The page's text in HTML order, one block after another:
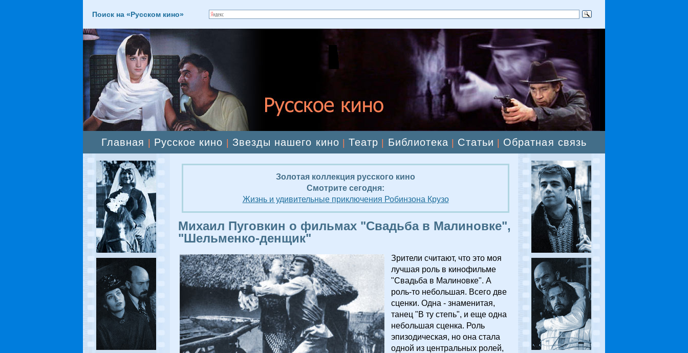
Поиск на «Русском кино»
Главная Русское кино Звезды нашего кино |Театр Библиотека Статьи Обратная связь
Золотая коллекция русского кино
Смотрите сегодня:
Жизнь и удивительные приключения Робинзона Крузо
Михаил Пуговкин о фильмах "Свадьба в Малиновке",
"Шельменко-денщик"
Зрители считают, что это моя
лучшая роль в кинофильме
"Свадьба в Малиновке". А
роль-то небольшая. Всего две
сценки. Одна - знаменитая,
танец "В ту степь", и еще одна
небольшая сценка. Роль
эпизодическая, но она стала
одной из центральных ролей,